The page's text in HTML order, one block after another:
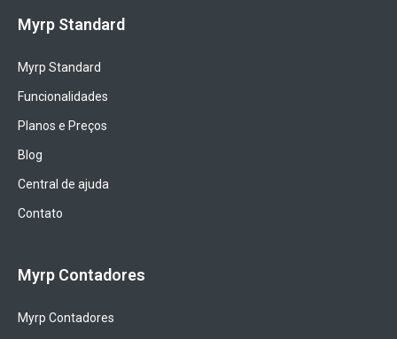
Myrp Standard
Myrp Standard
Funcionalidades
Planos e Preços
Blog
Central de ajuda
Contato
Myrp Contadores
Myrp Contadores